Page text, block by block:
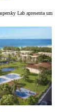
Lab apresenta um